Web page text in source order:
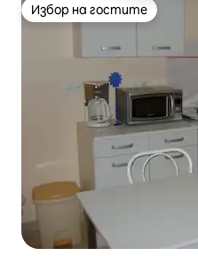
Избор на гостите
Избор на гостите